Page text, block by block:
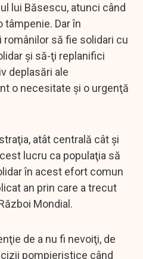
lui Băsescu, atunci când
tâmpenie. Dar în
să fie solidari cu
şi să-ţi replanifici
deplasări ale
o necesitate şi o urgenţă
atât centrală cât şi
lucru ca populaţia să
în acest efort comun
an prin care a trecut
Mondial.
de a nu fi nevoiţi, de
pompieristice când